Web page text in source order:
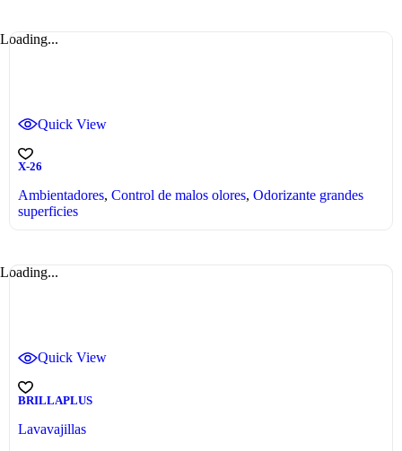
Loading...
Quick View
X-26
Ambientadores, Control de malos olores, Odorizante grandes
superficies
Loading...
Quick View
BRILLAPLUS
Lavavajillas